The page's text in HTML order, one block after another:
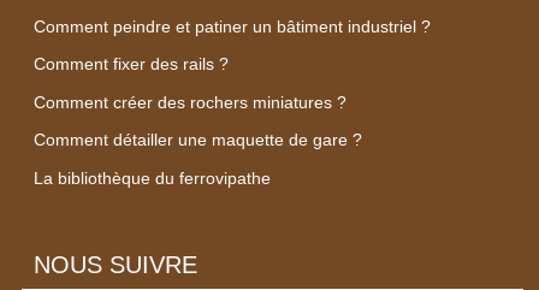
Comment peindre et patiner un bâtiment industriel ?
Comment fixer des rails ?
Comment créer des rochers miniatures ?
Comment détailler une maquette de gare ?
La bibliothèque du ferrovipathe
NOUS SUIVRE